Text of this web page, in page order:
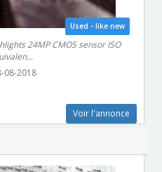
Used - like new
24MP CMOS sensor ISO
08-2018
Voir l'annonce